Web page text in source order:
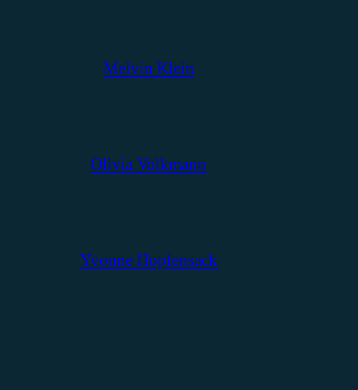
Melvin Klein
Olivia Volkmann
Yvonne Hopfensack